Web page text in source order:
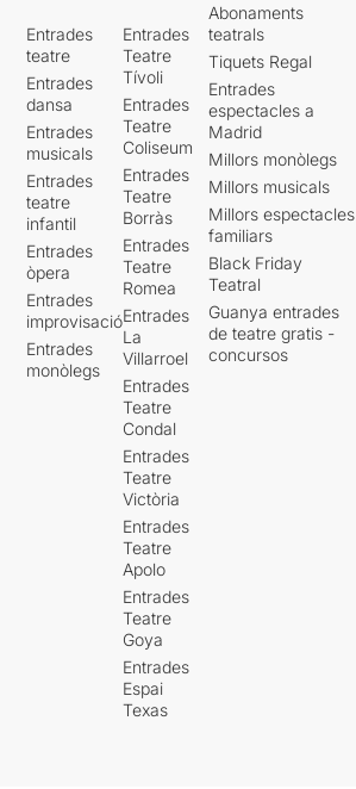
Entrades
teatre
Entrades
dansa
Entrades
musicals
Entrades
teatre
infantil
Entrades
òpera
Entrades
improvisació
Entrades
monòlegs
Entrades
Teatre
Tívoli
Entrades
Teatre
Coliseum
Entrades
Teatre
Borràs
Entrades
Teatre
Romea
Entrades
La
Villarroel
Entrades
Teatre
Condal
Entrades
Teatre
Victòria
Entrades
Teatre
Apolo
Entrades
Teatre
Goya
Entrades
Espai
Texas
Abonaments
teatrals
Tiquets Regal
Entrades
espectacles a
Madrid
Millors monòlegs
Millors musicals
Millors espectacles
familiars
Black Friday
Teatral
Guanya entrades
de teatre gratis -
concursos